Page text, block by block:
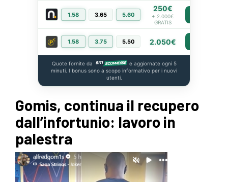
1.58 3.65 5.60
250€
+ 2.000€
GRATIS
1.58 3.75 5.50 2.050€
Quote fornite da
e aggiornate ogni 5
minuti. I bonus sono a scopo informativo per i nuovi
utenti.
Gomis, continua il recupero
dall’infortunio: lavoro in
palestra